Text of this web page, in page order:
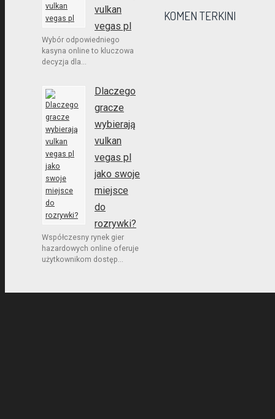
vulkan
vegas pl
Wybór odpowiedniego
kasyna online to kluczowa
decyzja dla...
Dlaczego
gracze
wybierają
vulkan
vegas pl
jako swoje
miejsce
do
rozrywki?
Współczesny rynek gier
hazardowych online oferuje
użytkownikom dostęp...
KOMEN TERKINI